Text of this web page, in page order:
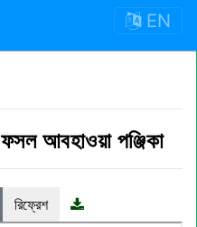
EN
ফসল আবহাওয়া পঞ্জিকা
রিফ্রেশ